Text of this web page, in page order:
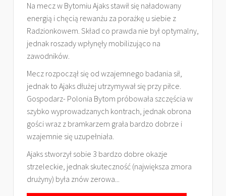
Na mecz w Bytomiu Ajaks stawił się naładowany
energią i chęcią rewanżu za porażkę u siebie z
Radzionkowem. Skład co prawda nie był optymalny,
jednak roszady wpłynęły mobilizująco na
zawodników.
Mecz rozpoczął się od wzajemnego badania sił,
jednak to Ajaks dłużej utrzymywał się przy piłce.
Gospodarz- Polonia Bytom próbowała szczęścia w
szybko wyprowadzanych kontrach, jednak obrona
gości wraz z bramkarzem grała bardzo dobrze i
wzajemnie się uzupełniała.
Ajaks stworzył sobie 3 bardzo dobre okazje
strzeleckie, jednak skuteczność (największa zmora
drużyny) była znów zerowa...